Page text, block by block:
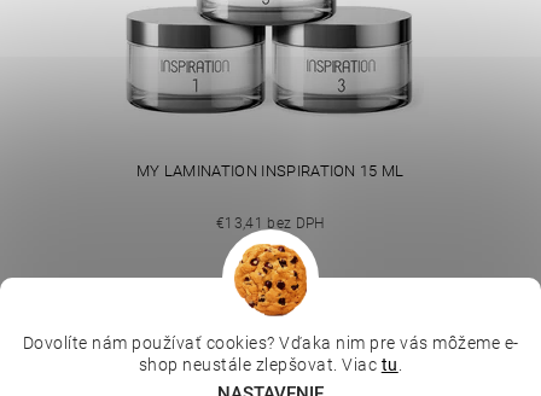
MY LAMINATION INSPIRATION 15 ML
€13,41 bez DPH
€16,50
Depilujeme.cz | Kosmetická škola | Online kosmetické kurzy |
MikroArt | Ella Baché
Dovolíte nám používať cookies? Vďaka nim pre vás môžeme e-
shop neustále zlepšovat. Viac tu